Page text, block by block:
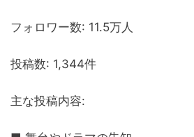
フォロワー数: 11.5万人
投稿数: 1,344件
主な投稿内容: